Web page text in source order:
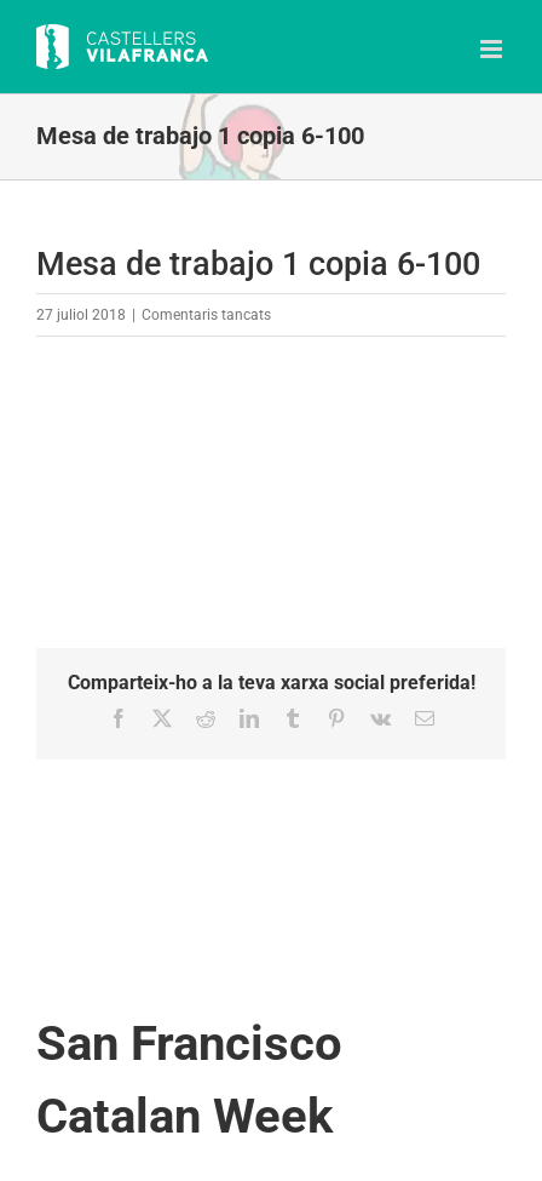
content
Mesa de trabajo 1 copia 6-100
Mesa de trabajo 1 copia 6-100
27 juliol 2018 Comentaris tancatsa
Comparteix-ho a la teva xarxa social preferida!
Facebook RedditLinkedInTumblr Pinterest
Vk Email:
San Francisco
Catalan Week